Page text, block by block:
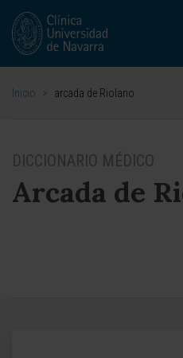
Inicio > arcada de Riolano
DICCIONARIO MÉDICO
Arcada de